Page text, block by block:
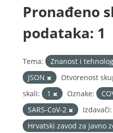
Pronađeno
podataka: 1
Tema: Znanost i
JSON
Otvorenost
skali:
1 Oznake:
SARS-CoV-2
Izdavači:
Hrvatski zavod za javno